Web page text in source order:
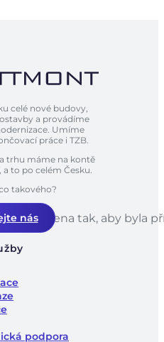
je navržena tak, aby byla
celé nové budovy,
a provádíme
Umíme
práce i TZB.
trhu máme na kontě
a to po celém Česku.
takového?
nás
podpora